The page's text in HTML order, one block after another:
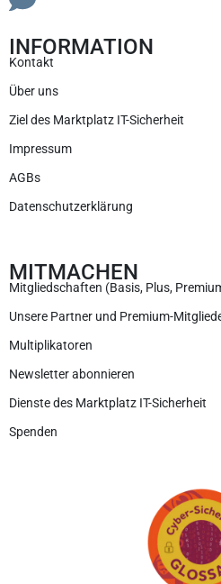
INFORMATION
Kontakt
Über uns
Ziel des Marktplatz IT-Sicherheit
Impressum
AGBs
Datenschutzerklärung
MITMACHEN
Mitgliedschaften (Basis, Plus,
Unsere Partner und Premium-
Multiplikatoren
Newsletter abonnieren
Dienste des Marktplatz IT-Sicherheit
Spenden